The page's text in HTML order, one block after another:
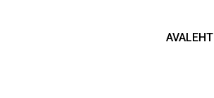
AVALEHT